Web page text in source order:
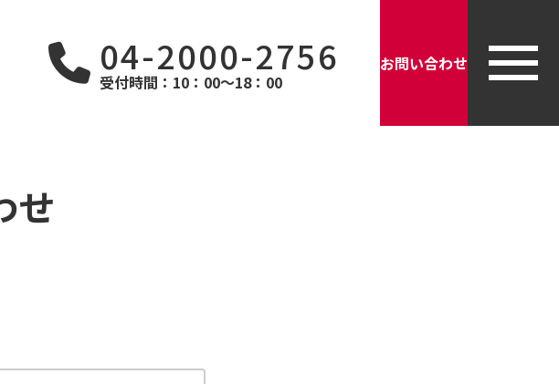
04-2000-2756
受付時間：10：00〜18：00
お問い合わせ
せ